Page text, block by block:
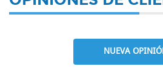
NUEVA